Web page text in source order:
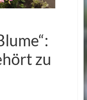
zu